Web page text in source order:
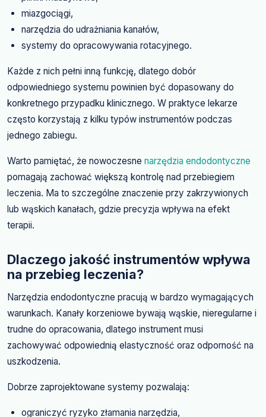
miazgociągi,
narzędzia do udrażniania kanałów,
systemy do opracowywania rotacyjnego.
Każde z nich pełni inną funkcję, dlatego dobór
odpowiedniego systemu powinien być dopasowany do
konkretnego przypadku klinicznego. W praktyce lekarze
często korzystają z kilku typów instrumentów podczas
jednego zabiegu.
Warto pamiętać, że nowoczesne narzędzia endodontyczne
pomagają zachować większą kontrolę nad przebiegiem
leczenia. Ma to szczególne znaczenie przy zakrzywionych
lub wąskich kanałach, gdzie precyzja wpływa na efekt
terapii.
Dlaczego jakość instrumentów wpływa
na przebieg leczenia?
Narzędzia endodontyczne pracują w bardzo wymagających
warunkach. Kanały korzeniowe bywają wąskie, nieregularne i
trudne do opracowania, dlatego instrument musi
zachowywać odpowiednią elastyczność oraz odporność na
uszkodzenia.
Dobrze zaprojektowane systemy pozwalają:
ograniczyć ryzyko złamania narzędzia,